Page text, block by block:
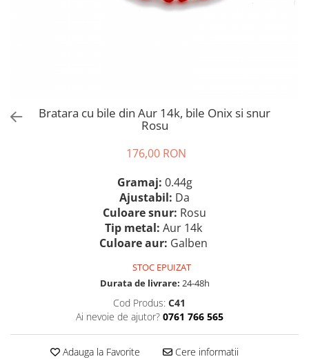
Bratara cu bile din Aur 14k, bile Onix si snur
Rosu
176,00 RON
Gramaj: 0.44g
Ajustabil: Da
Culoare snur: Rosu
Tip metal: Aur 14k
Culoare aur: Galben
STOC EPUIZAT
Durata de livrare: 24-48h
Cod Produs: C41
Ai nevoie de ajutor? 0761 766 565
Adauga la Favorite Cere informatii